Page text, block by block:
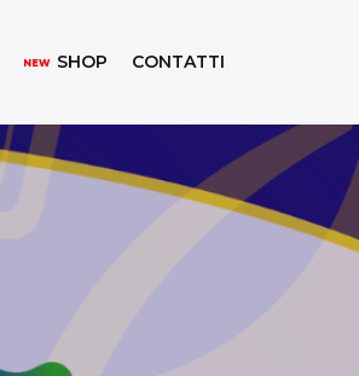
NEW SHOP CONTATTI